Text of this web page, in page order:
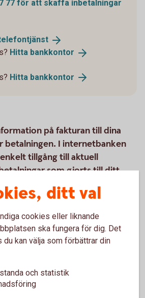
77 för att skaffa inbetalningar
Hitta bankkontor
Hitta bankkontor
på fakturan till dina
betalningen. I internetbanken
tillgång till aktuell
som gjorts till ditt
produkten
ditt val
cookies eller liknande
ska fungera för dig. Det
du kan välja som förbättrar din
och statistik